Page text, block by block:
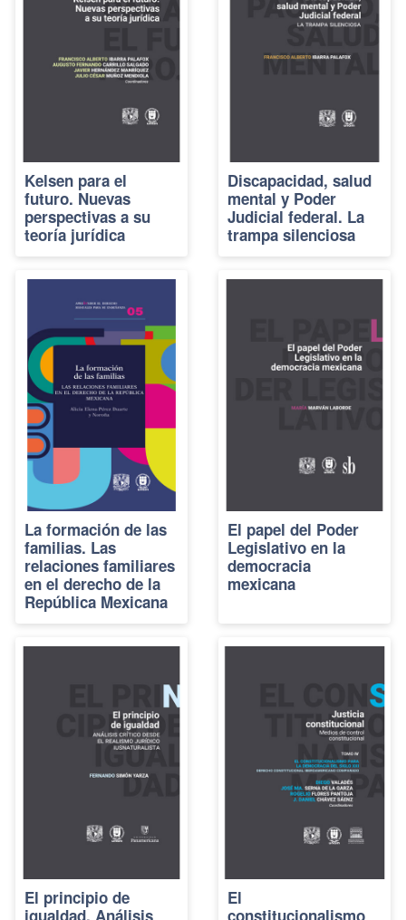
Kelsen para el
futuro. Nuevas
perspectivas a su
teoría jurídica
Discapacidad, salud
mental y Poder
Judicial federal. La
trampa silenciosa
La formación de las
familias. Las
relaciones familiares
en el derecho de la
República Mexicana
El papel del Poder
Legislativo en la
democracia
mexicana
El principio de
igualdad. Análisis
El
constitucionalismo